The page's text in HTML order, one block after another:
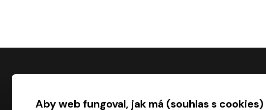
Aby web fungoval, jak má (souhlas s cookies)